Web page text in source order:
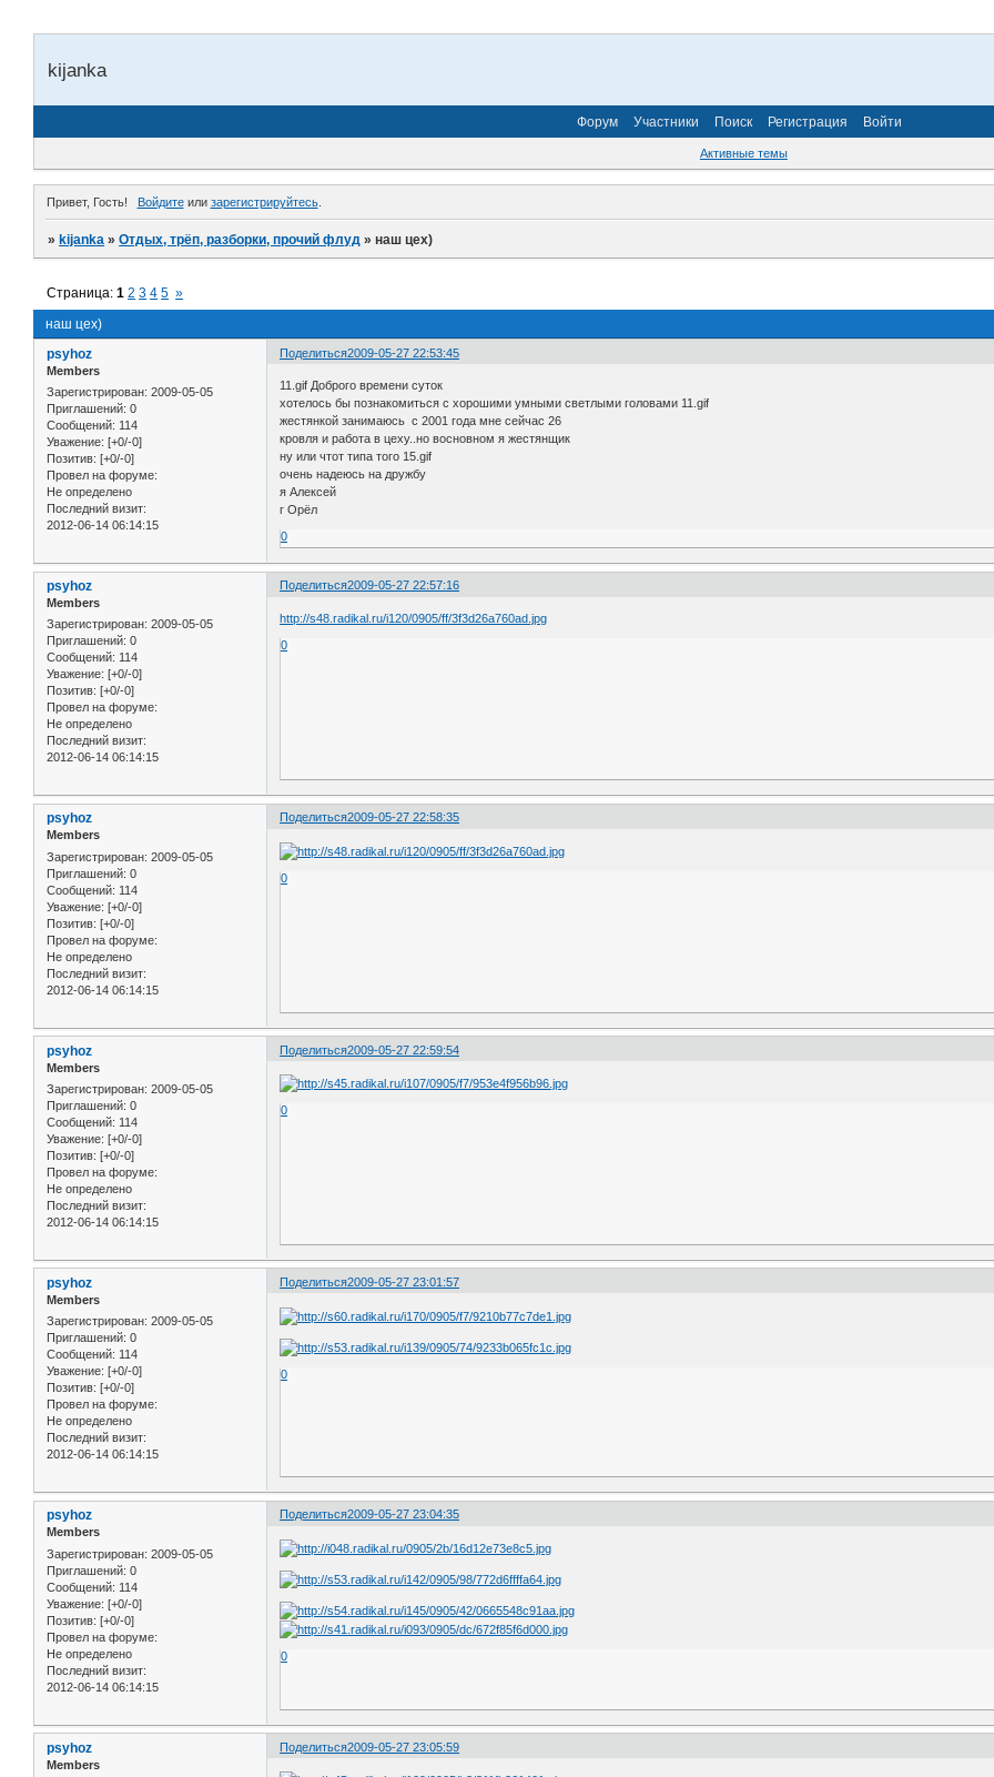
kijanka
Форум Участники Поиск Регистрация Войти
Активные темы
Привет, Гость! Войдитеили зарегистрируйтесь.
»kijanka »Отдых, трёп, разборки, прочий флуд »наш цех)
наш цех)
Страница:1 2 3 4 5 »
Поделиться2009-05-27 22:53:45
psyhoz
Members
Зарегистрирован: 2009-05-05
Приглашений: 0
Сообщений: 114
Уважение: [+0/-0]
Позитив: [+0/-0]
Провел на форуме:
Не определено
Последний визит:
2012-06-14 06:14:15
11.gif Доброго времени суток
хотелось бы познакомиться с хорошими умными светлыми головами 11.gif
жестянкой занимаюсь с 2001 года мне сейчас 26
кровля и работа в цеху..но восновном я жестянщик
ну или чтот типа того 15.gif
очень надеюсь на дружбу
я Алексей
г Орёл
0
Поделиться2009-05-27 22:57:16
psyhoz
Members
Зарегистрирован: 2009-05-05
Приглашений: 0
Сообщений: 114
Уважение: [+0/-0]
Позитив: [+0/-0]
Провел на форуме:
Не определено
Последний визит:
2012-06-14 06:14:15
http://s48.radikal.ru/i120/0905/ff/3f3d26a760ad.jpg
0
Поделиться2009-05-27 22:58:35
psyhoz
Members
Зарегистрирован: 2009-05-05
Приглашений: 0
Сообщений: 114
Уважение: [+0/-0]
Позитив: [+0/-0]
Провел на форуме:
Не определено
Последний визит:
2012-06-14 06:14:15
0
Поделиться2009-05-27 22:59:54
psyhoz
Members
Зарегистрирован: 2009-05-05
Приглашений: 0
Сообщений: 114
Уважение: [+0/-0]
Позитив: [+0/-0]
Провел на форуме:
Не определено
Последний визит:
2012-06-14 06:14:15
0
Поделиться2009-05-27 23:01:57
psyhoz
Members
Зарегистрирован: 2009-05-05
Приглашений: 0
Сообщений: 114
Уважение: [+0/-0]
Позитив: [+0/-0]
Провел на форуме:
Не определено
Последний визит:
2012-06-14 06:14:15
0
Поделиться2009-05-27 23:04:35
psyhoz
Members
Зарегистрирован: 2009-05-05
Приглашений: 0
Сообщений: 114
Уважение: [+0/-0]
Позитив: [+0/-0]
Провел на форуме:
Не определено
Последний визит:
2012-06-14 06:14:15
0
Поделиться2009-05-27 23:05:59
psyhoz
Members